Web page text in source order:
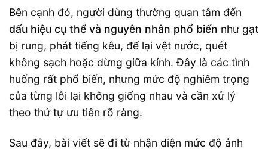
Bên cạnh đó, người dùng thường quan tâm đến
dấu hiệu cụ thể và nguyên nhân phổ biến như gạt
bị rung, phát tiếng kêu, để lại vệt nước, quét
không sạch hoặc dừng giữa kính. Đây là các tình
huống rất phổ biến, nhưng mức độ nghiêm trọng
của từng lỗi lại không giống nhau và cần xử lý
theo thứ tự ưu tiên rõ ràng.
Sau đây, bài viết sẽ đi từ nhận diện mức độ ảnh